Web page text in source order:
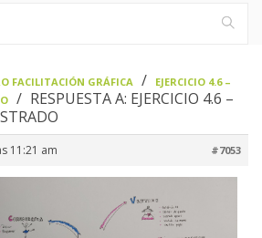
FACILITACIÓN GRÁFICA
EJERCICIO 4.6 –
RESPUESTA A: EJERCICIO 4.6 –
11:21 am #7053